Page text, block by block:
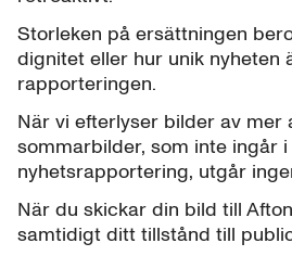
Storleken på ersättningen
dignitet eller hur unik nyheten
rapporteringen.
När vi efterlyser bilder av mer
sommarbilder, som inte ingår i
nyhetsrapportering, utgår
När du skickar din bild till
samtidigt ditt tillstånd till